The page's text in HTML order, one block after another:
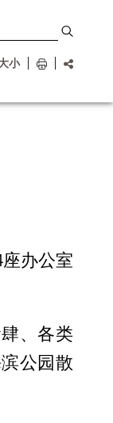
小
办公室
、各类
公园散